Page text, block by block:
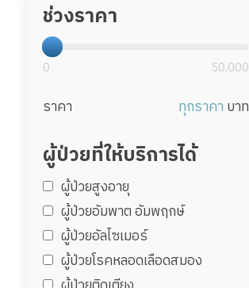
ช่วงราคา
0 50,000
ราคา ทุกราคา บาท
ผู้ป่วยที่ให้บริการได้
ผู้ป่วยสูงอายุ
ผู้ป่วยอัมพาต อัมพฤกษ์
ผู้ป่วยอัลไซเมอร์
ผู้ป่วยโรคหลอดเลือดสมอง